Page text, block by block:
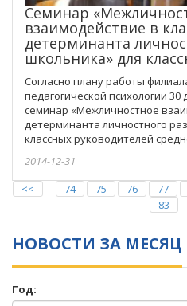
Семинар
взаимодействие в
детерминанта
школьника» для
Согласно плану работы
педагогической психологии
семинар «Межличностное
детерминанта личностного
классных руководителей
2014-12-31
<<
74 75 76 77
83
НОВОСТИ ЗА МЕСЯЦ
Год: